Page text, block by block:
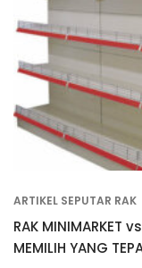
ARTIKEL SEPUTAR RAK
RAK MINIMARKET
MEMILIH YANG